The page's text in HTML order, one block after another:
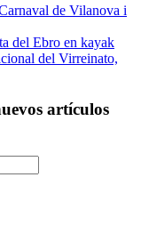
de Vilanova i
del Ebro en kayak
del Virreinato,
artículos